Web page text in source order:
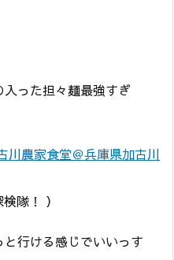
った担々麺最強すぎ
農家食堂＠兵庫県加古川
隊！ ）
行ける感じでいいっす